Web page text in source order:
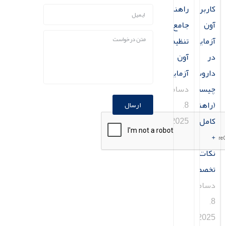
کاربرد
آون
آزمایشگاهی
در
داروسازی
چیست؟
(راهنمای
کامل
+
نکات
تخصصی)
دسامبر
8,
2025
راهنمای
جامع
تنظیمات
آون
آزمایشگاهی
دسامبر
8,
2025
ارسال